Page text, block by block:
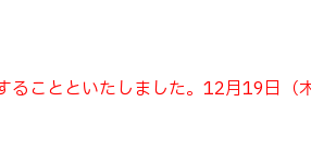
ることといたしました。12月19日（